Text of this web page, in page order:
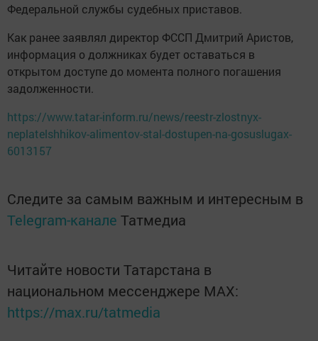
Федеральной службы судебных приставов.
Как ранее заявлял директор ФССП Дмитрий Аристов,
информация о должниках будет оставаться в
открытом доступе до момента полного погашения
задолженности.
https://www.tatar-inform.ru/news/reestr-zlostnyx-
neplatelshhikov-alimentov-stal-dostupen-na-gosuslugax-
6013157
Следите за самым важным и интересным в
Telegram-канале Татмедиа
Читайте новости Татарстана в
национальном мессенджере MАХ:
https://max.ru/tatmedia